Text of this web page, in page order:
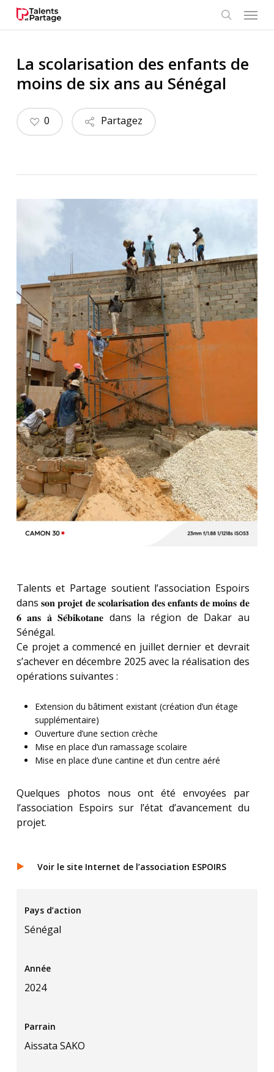
Menu
La scolarisation des enfants de
moins de six ans au Sénégal
Partagez
0
Talents et Partage soutient l’association Espoirs
dans 𝐬𝐨𝐧 𝐩𝐫𝐨𝐣𝐞𝐭 𝐝𝐞 𝐬𝐜𝐨𝐥𝐚𝐫𝐢𝐬𝐚𝐭𝐢𝐨𝐧 𝐝𝐞𝐬 𝐞𝐧𝐟𝐚𝐧𝐭𝐬 𝐝𝐞 𝐦𝐨𝐢𝐧𝐬 𝐝𝐞
𝟔 𝐚𝐧𝐬 𝐚̀ 𝐒𝐞́𝐛𝐢𝐤𝐨𝐭𝐚𝐧𝐞 dans la région de Dakar au
Sénégal.
Ce projet a commencé en juillet dernier et devrait
s’achever en décembre 2025 avec la réalisation des
opérations suivantes :
Extension du bâtiment existant (création d’un étage
supplémentaire)
Ouverture d’une section crèche
Mise en place d’un ramassage scolaire
Mise en place d’une cantine et d’un centre aéré
Quelques photos nous ont été envoyées par
l’association Espoirs sur l’état d’avancement du
projet.
Voir le site Internet de l’association ESPOIRS
Pays d’action
Sénégal
Année
2024
Parrain
Aissata SAKO